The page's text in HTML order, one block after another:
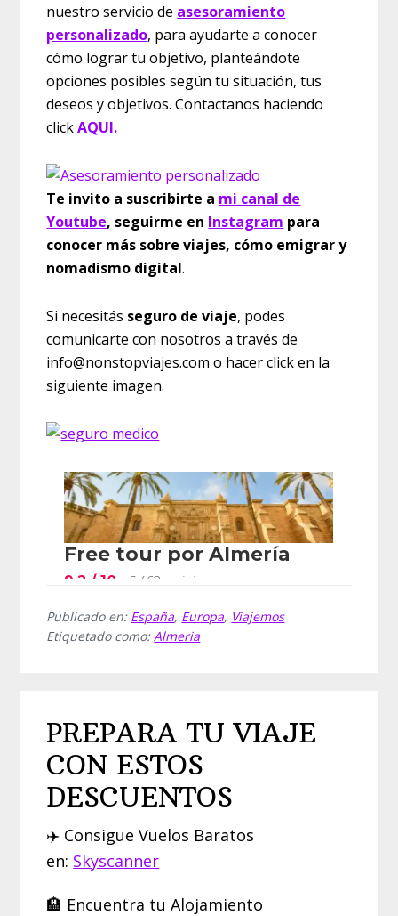
nuestro servicio de asesoramiento
personalizado, para ayudarte a conocer
cómo lograr tu objetivo, planteándote
opciones posibles según tu situación, tus
deseos y objetivos. Contactanos haciendo
clickAQUI.
Te invito a suscribirte a mi canal de
Youtube, seguirme en Instagram para
conocer más sobre viajes, cómo emigrar y
nomadismo digital.
Si necesitás seguro de viaje, podes
comunicarte con nosotros a través de
info@nonstopviajes.com o hacer click en la
siguiente imagen.
Publicado en: España, Europa, Viajemos
Etiquetado como:Almeria
PREPARA TU VIAJE
CON ESTOS
DESCUENTOS
✈️ Consigue Vuelos Baratos
en: Skyscanner
🏨 Encuentra tu Alojamiento